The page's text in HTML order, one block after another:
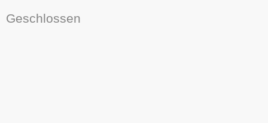
Geschlossen